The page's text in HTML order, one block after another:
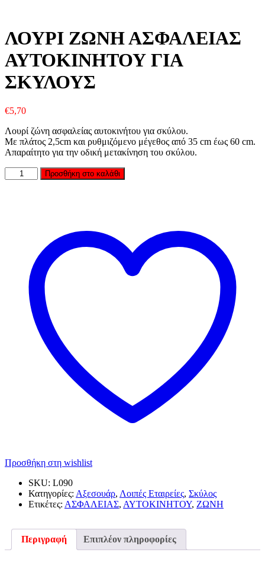
ΛΟΥΡΙ ΖΩΝΗ ΑΣΦΑΛΕΙΑΣ
ΑΥΤΟΚΙΝΗΤΟΥ ΓΙΑ
ΣΚΥΛΟΥΣ
€5,70
Λουρί ζώνη ασφαλείας αυτοκινήτου για σκύλου.
Με πλάτος 2,5cm και ρυθμιζόμενο μέγεθος από 35 cm έως 60 cm.
Απαραίτητο για την οδική μετακίνηση του σκύλου.
Ποσότητα Προσθήκη στο καλάθι
Προσθήκη στη wishlist
SKU: L090
Κατηγορίες: Αξεσουάρ, Λοιπές Εταιρείες, Σκύλος
Ετικέτες: ΑΣΦΑΛΕΙΑΣ, ΑΥΤΟΚΙΝΗΤΟΥ, ΖΩΝΗ
Περιγραφή Επιπλέον πληροφορίες